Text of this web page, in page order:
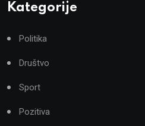
Kategorije
Politika
Društvo
Sport
Pozitiva